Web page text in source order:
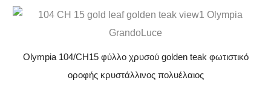
Olympia 104/CH15 φύλλο χρυσού golden teak φωτιστικό
οροφής κρυστάλλινος πολυέλαιος